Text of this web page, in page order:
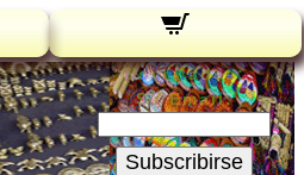
Novedades:
Su Email:
Subscribirse